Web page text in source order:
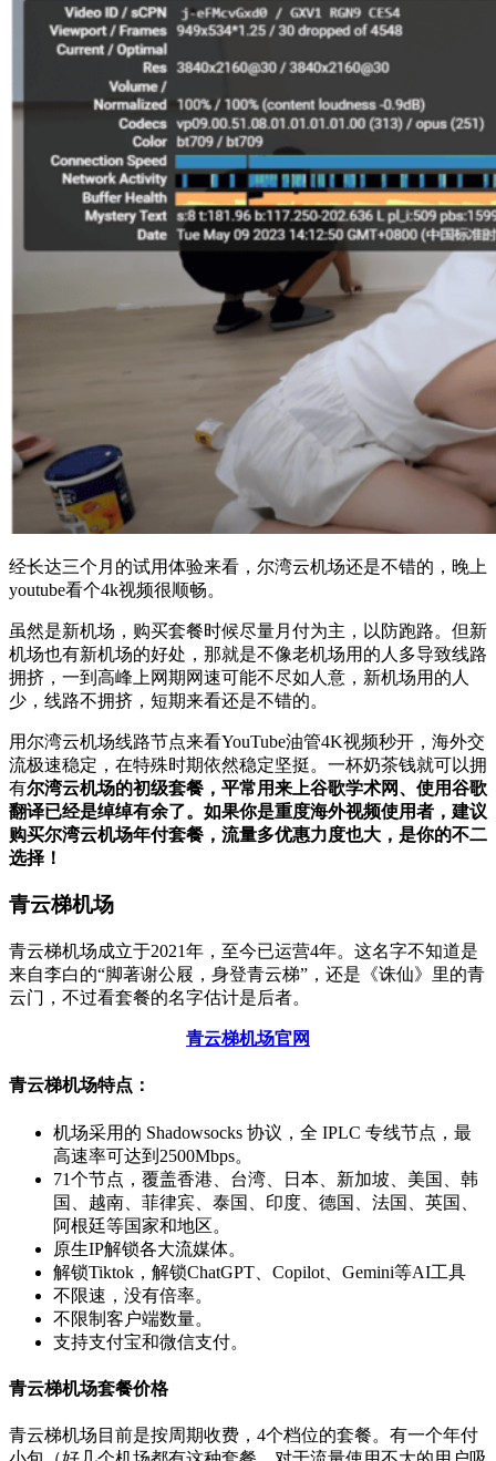
经长达三个月的试用体验来看，尔湾云机场还是不错的，晚上
youtube看个4k视频很顺畅。
虽然是新机场，购买套餐时候尽量月付为主，以防跑路。但新
机场也有新机场的好处，那就是不像老机场用的人多导致线路
拥挤，一到高峰上网期网速可能不尽如人意，新机场用的人
少，线路不拥挤，短期来看还是不错的。
用尔湾云机场线路节点来看YouTube油管4K视频秒开，海外交
流极速稳定，在特殊时期依然稳定坚挺。一杯奶茶钱就可以拥
有尔湾云机场的初级套餐，平常用来上谷歌学术网、使用谷歌
翻译已经是绰绰有余了。如果你是重度海外视频使用者，建议
购买尔湾云机场年付套餐，流量多优惠力度也大，是你的不二
选择！
青云梯机场
青云梯机场成立于2021年，至今已运营4年。这名字不知道是
来自李白的“脚著谢公屐，身登青云梯”，还是《诛仙》里的青
云门，不过看套餐的名字估计是后者。
青云梯机场官网
青云梯机场特点：
机场采用的 Shadowsocks 协议，全 IPLC 专线节点，最
高速率可达到2500Mbps。
71个节点，覆盖香港、台湾、日本、新加坡、美国、韩
国、越南、菲律宾、泰国、印度、德国、法国、英国、
阿根廷等国家和地区。
原生IP解锁各大流媒体。
解锁Tiktok，解锁ChatGPT、Copilot、Gemini等AI工具
不限速，没有倍率。
不限制客户端数量。
支持支付宝和微信支付。
青云梯机场套餐价格
青云梯机场目前是按周期收费，4个档位的套餐。有一个年付